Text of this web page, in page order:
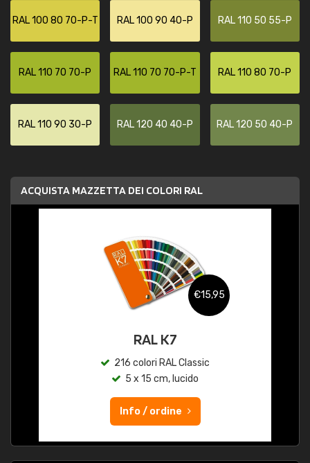
RAL 100 80 70-P-T RAL 100 90 40-P RAL 110 50 55-P
RAL 110 70 70-P RAL 110 70 70-P-T RAL 110 80 70-P
RAL 110 90 30-P RAL 120 40 40-P RAL 120 50 40-P
ACQUISTA MAZZETTA DEI COLORI RAL
€15,95
RAL K7
216 colori RAL Classic
5 x 15 cm, lucido
Info / ordine